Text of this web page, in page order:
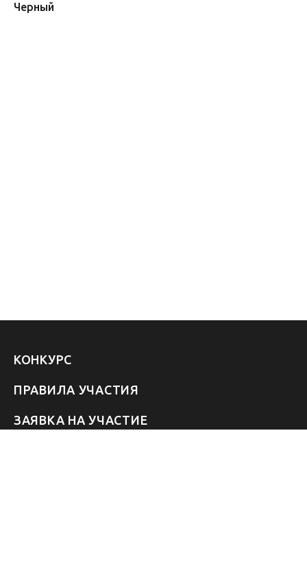
Черный
КОНКУРС
ПРАВИЛА УЧАСТИЯ
ЗАЯВКА НА УЧАСТИЕ